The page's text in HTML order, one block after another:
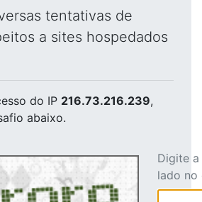
tentativas de
a sites hospedados
do IP 216.73.216.239,
abaixo.
Digite
lado no